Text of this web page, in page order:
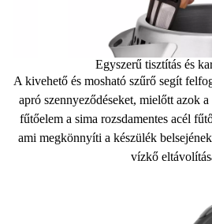
Egyszerű tisztítás és
A kivehető és mosható szűrő segít
apró szennyeződéseket, mielőtt azok
fűtőelem a sima rozsdamentes acél
ami megkönnyíti a készülék
vízkő